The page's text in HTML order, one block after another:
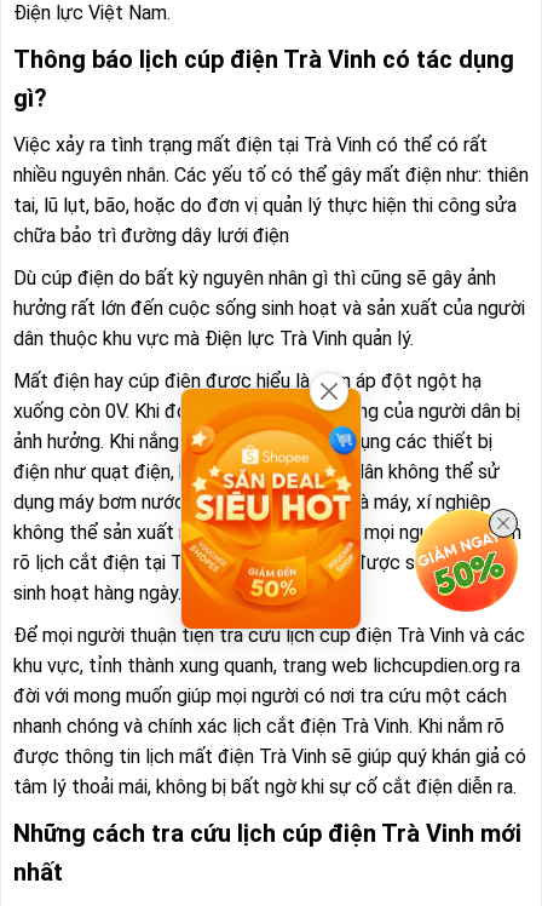
Điện lực Việt Nam.
Thông báo lịch cúp điện Trà Vinh có tác dụng
gì?
Việc xảy ra tình trạng mất điện tại Trà Vinh có thể có rất
nhiều nguyên nhân. Các yếu tố có thể gây mất điện như: thiên
tai, lũ lụt, bão, hoặc do đơn vị quản lý thực hiện thi công sửa
chữa bảo trì đường dây lưới điện
Dù cúp điện do bất kỳ nguyên nhân gì thì cũng sẽ gây ảnh
hưởng rất lớn đến cuộc sống sinh hoạt và sản xuất của người
dân thuộc khu vực mà Điện lực Trà Vinh quản lý.
Mất điện hay cúp điện được hiểu là điện áp đột ngột hạ
xuống còn 0V. Khi đó, sinh hoạt bình thường của người dân bị
ảnh hưởng. Khi nắng nóng, không thể sử dụng các thiết bị
điện như quạt điện, hay điều hòa,... Nông dân không thể sử
dụng máy bơm nước điện để tưới cây. Nhà máy, xí nghiệp
không thể sản xuất như bình thường. Nên mọi người cần nắm
rõ lịch cắt điện tại Trà Vinh để chủ động được sản xuất và
sinh hoạt hàng ngày.
Để mọi người thuận tiện tra cứu lịch cúp điện Trà Vinh và các
khu vực, tỉnh thành xung quanh, trang web lichcupdien.org ra
đời với mong muốn giúp mọi người có nơi tra cứu một cách
nhanh chóng và chính xác lịch cắt điện Trà Vinh. Khi nắm rõ
được thông tin lịch mất điện Trà Vinh sẽ giúp quý khán giả có
tâm lý thoải mái, không bị bất ngờ khi sự cố cắt điện diễn ra.
Những cách tra cứu lịch cúp điện Trà Vinh mới
nhất